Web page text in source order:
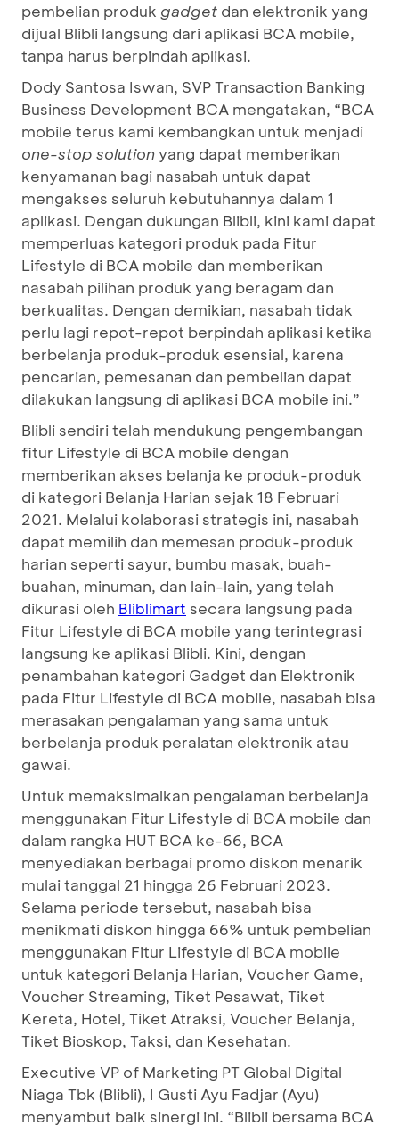
pembelian produk gadget dan elektronik yang
dijual Blibli langsung dari aplikasi BCA mobile,
tanpa harus berpindah aplikasi.
Dody Santosa Iswan, SVP Transaction Banking
Business Development BCA mengatakan, “BCA
mobile terus kami kembangkan untuk menjadi
one-stop solution yang dapat memberikan
kenyamanan bagi nasabah untuk dapat
mengakses seluruh kebutuhannya dalam 1
aplikasi. Dengan dukungan Blibli, kini kami dapat
memperluas kategori produk pada Fitur
Lifestyle di BCA mobile dan memberikan
nasabah pilihan produk yang beragam dan
berkualitas. Dengan demikian, nasabah tidak
perlu lagi repot-repot berpindah aplikasi ketika
berbelanja produk-produk esensial, karena
pencarian, pemesanan dan pembelian dapat
dilakukan langsung di aplikasi BCA mobile ini.”
Blibli sendiri telah mendukung pengembangan
fitur Lifestyle di BCA mobile dengan
memberikan akses belanja ke produk-produk
di kategori Belanja Harian sejak 18 Februari
2021. Melalui kolaborasi strategis ini, nasabah
dapat memilih dan memesan produk-produk
harian seperti sayur, bumbu masak, buah-
buahan, minuman, dan lain-lain, yang telah
dikurasi oleh Bliblimart secara langsung pada
Fitur Lifestyle di BCA mobile yang terintegrasi
langsung ke aplikasi Blibli. Kini, dengan
penambahan kategori Gadget dan Elektronik
pada Fitur Lifestyle di BCA mobile, nasabah bisa
merasakan pengalaman yang sama untuk
berbelanja produk peralatan elektronik atau
gawai.
Untuk memaksimalkan pengalaman berbelanja
menggunakan Fitur Lifestyle di BCA mobile dan
dalam rangka HUT BCA ke-66, BCA
menyediakan berbagai promo diskon menarik
mulai tanggal 21 hingga 26 Februari 2023.
Selama periode tersebut, nasabah bisa
menikmati diskon hingga 66% untuk pembelian
menggunakan Fitur Lifestyle di BCA mobile
untuk kategori Belanja Harian, Voucher Game,
Voucher Streaming, Tiket Pesawat, Tiket
Kereta, Hotel, Tiket Atraksi, Voucher Belanja,
Tiket Bioskop, Taksi, dan Kesehatan.
Executive VP of Marketing PT Global Digital
Niaga Tbk (Blibli), I Gusti Ayu Fadjar (Ayu)
menyambut baik sinergi ini. “Blibli bersama BCA